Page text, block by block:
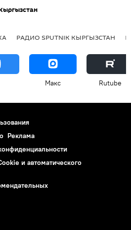
РАДИО SPUTNIK КЫРГЫЗСТАН
Макс Rutube
Реклама
и автоматического